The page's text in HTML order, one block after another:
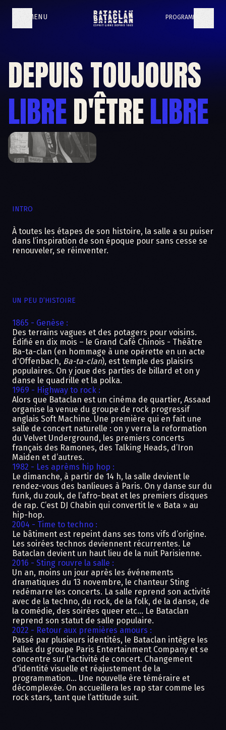
DES QUESTIONS ?
MENU PROGRAMMATION
Depuis toujours libre d'être libre
DEPUIS TOUJOURS
LIBRED'ÊTRELIBRE
INTRO
À toutes les étapes de son histoire, la salle a su puiser
dans l’inspiration de son époque pour sans cesse se
renouveler, se réinventer.​​
UN PEU D’HISTOIRE
1865 - Genèse​ :
Des terrains vagues et des potagers pour voisins.
Édifié en dix mois – le Grand Café Chinois - Théâtre
Ba-ta-clan (en hommage à une opérette en un acte
d'Offenbach, Ba-ta-clan), est temple des plaisirs
populaires. On y joue des parties de billard et on y
danse le quadrille et la polka.
1969 - Highway to rock​ :
Alors que Bataclan est un cinéma de quartier, Assaad
organise la venue du groupe de rock progressif
anglais Soft Machine. Une première qui en fait une
salle de concert naturelle : on y verra la reformation
du Velvet Underground, les premiers concerts
français des Ramones, des Talking Heads, d’Iron
Maiden et d’autres.​
1982 - Les aprèms hip hop​ :
Le dimanche, à partir de 14 h, la salle devient le
rendez-vous des banlieues à Paris. On y danse sur du
funk, du zouk, de l’afro-beat et les premiers disques
de rap. C’est DJ Chabin qui convertit le « Bata » au
hip-hop.​
2004 - Time to techno​ :
Le bâtiment est repeint dans ses tons vifs d’origine.
Les soirées technos deviennent récurrentes. Le
Bataclan devient un haut lieu de la nuit Parisienne. ​
2016 - Sting rouvre la salle​ :
Un an, moins un jour après les événements
dramatiques du 13 novembre, le chanteur Sting
redémarre les concerts. La salle reprend son activité
avec de la techno, du rock, de la folk, de la danse, de
la comédie, des soirées queer etc… Le Bataclan
reprend son statut de salle populaire.​
2022 - Retour aux premières amours ​:
Passé par plusieurs identités, le Bataclan intègre les
salles du groupe Paris Entertainment Company et se
concentre sur l'activité de concert. Changement
d'identité visuelle et réajustement de la
programmation… Une nouvelle ère téméraire et
décomplexée. On accueillera les rap star comme les
rock stars, tant que l’attitude suit. ​